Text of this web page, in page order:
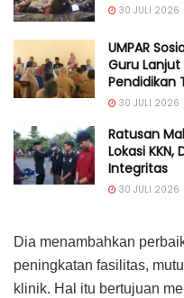
30 JULI 2026
UMPAR
Guru Lanjut
Pendidikan
30 JULI 2026
Ratusan
Lokasi
Integritas
30 JULI 2026
Dia menambahkan
peningkatan fasilitas,
klinik. Hal itu bertujuan